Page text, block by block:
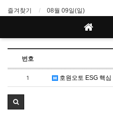
즐겨찾기 08월 09일(일)
번호
1 호원오토 ESG 핵심